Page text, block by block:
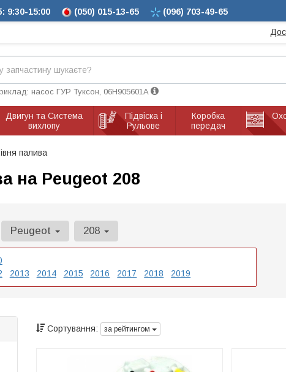
9:30-15:00 (050) 015-13-65 (096) 703-49-65
насос ГУР Туксон, 06H905601A
Двигун та Система
вихлопу
Підвіска і
Рульове
Коробка
передач
палива
на Peugeot 208
2013 2014 2015 2016 2017 2018 2019
Peugeot 208
Сортування: за рейтингом